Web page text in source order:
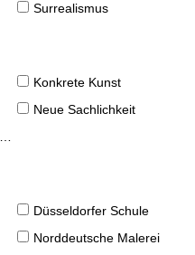
Surrealismus
Konkrete Kunst
Neue Sachlichkeit
Düsseldorfer Schule
Norddeutsche Malerei